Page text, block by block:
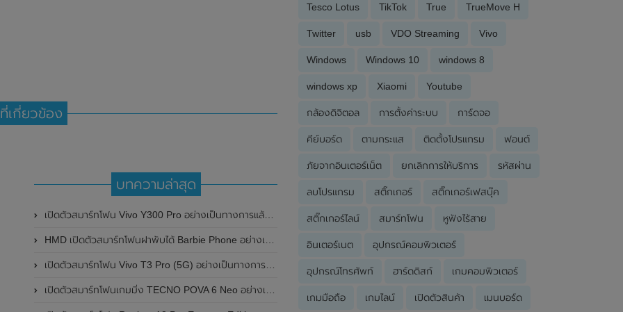
เกี่ยวข้อง
บทความล่าสุด
เปิดตัวสมาร์ทโฟน Vivo Y300 Pro อย่างเป็นทางการแล้วในประเทศจีน มาพร้อมดีไซน์พรีเมี่ยม ทนทาน และแบตเตอรี่สุดอึดขนาดใหญ่ 6,500mAh พร้อมรองรับการชาร์จไว 80W
HMD เปิดตัวสมาร์ทโฟนฝาพับได้ Barbie Phone อย่างเป็นทางการแล้ว มาพร้อมธีมสีชมพูสดใส
เปิดตัวสมาร์ทโฟน Vivo T3 Pro (5G) อย่างเป็นทางการแล้วในประเทศอินเดีย
เปิดตัวสมาร์ทโฟนเกมมิ่ง TECNO POVA 6 Neo อย่างเป็นทางการแล้วในประเทศไทย ในราคา 8,499 บาท
Tesco Lotus TikTok True TrueMove H
Twitter usb VDO Streaming Vivo
Windows Windows 10 windows 8
windows xp Xiaomi Youtube
กล้องดิจิตอล การตั้งค่าระบบ การ์ดจอ
คีย์บอร์ด ตามกระแส ติดตั้งโปรแกรม ฟอนต์
ภัยจากอินเตอร์เน็ต ยกเลิกการให้บริการ รหัสผ่าน
ลบโปรแกรม สติ๊กเกอร์ สติ๊กเกอร์เฟสบุ๊ค
สติ๊กเกอร์ไลน์ สมาร์ทโฟน หูฟังไร้สาย
อินเตอร์เนต อุปกรณ์คอมพิวเตอร์
อุปกรณ์โทรศัพท์ ฮาร์ดดิสก์ เกมคอมพิวเตอร์
เกมมือถือ เกมไลน์ เปิดตัวสินค้า เมนบอร์ด